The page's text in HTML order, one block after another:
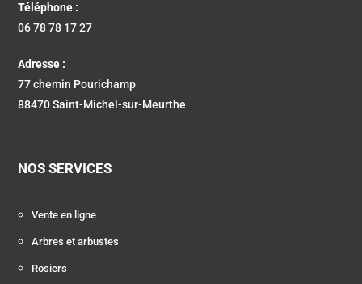
Téléphone :
06 78 78 17 27
Adresse :
77 chemin Pourichamp
88470 Saint-Michel-sur-Meurthe
NOS SERVICES
Vente en ligne
Arbres et arbustes
Rosiers